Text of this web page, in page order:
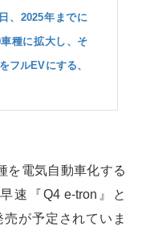
、2025年までに
種に拡大し、そ
フルEVにする、
を電気自動車化する
速『Q4 e-tron』と
売が予定されていま